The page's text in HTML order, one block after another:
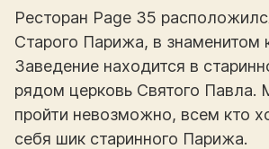
Ресторан Page 35
Старого Парижа, в знаменитом
Заведение находится в
рядом церковь Святого Павла.
пройти невозможно, всем кто
себя шик старинного Парижа.